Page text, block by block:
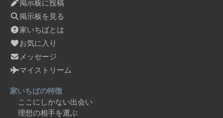
掲示板に投稿
掲示板を見る
家いちばとは
お気に入り
メッセージ
マイストリーム
家いちばの特徴
ここにしかない出会い
理想の相手を選ぶ